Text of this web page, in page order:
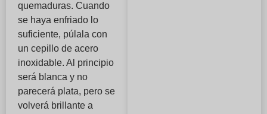
quemaduras. Cuando
se haya enfriado lo
suficiente, púlala con
un cepillo de acero
inoxidable. Al principio
será blanca y no
parecerá plata, pero se
volverá brillante a